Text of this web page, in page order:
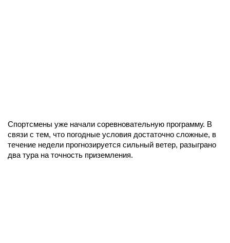
Спортсмены уже начали соревновательную программу. В
связи с тем, что погодные условия достаточно сложные, в
течение недели прогнозируется сильный ветер, разыграно
два тура на точность приземления.